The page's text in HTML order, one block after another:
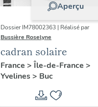
Aperçu
Dossier IM78002363 | Réalisé par
Bussière Roselyne
cadran solaire
France > Île-de-France >
Yvelines> Buc